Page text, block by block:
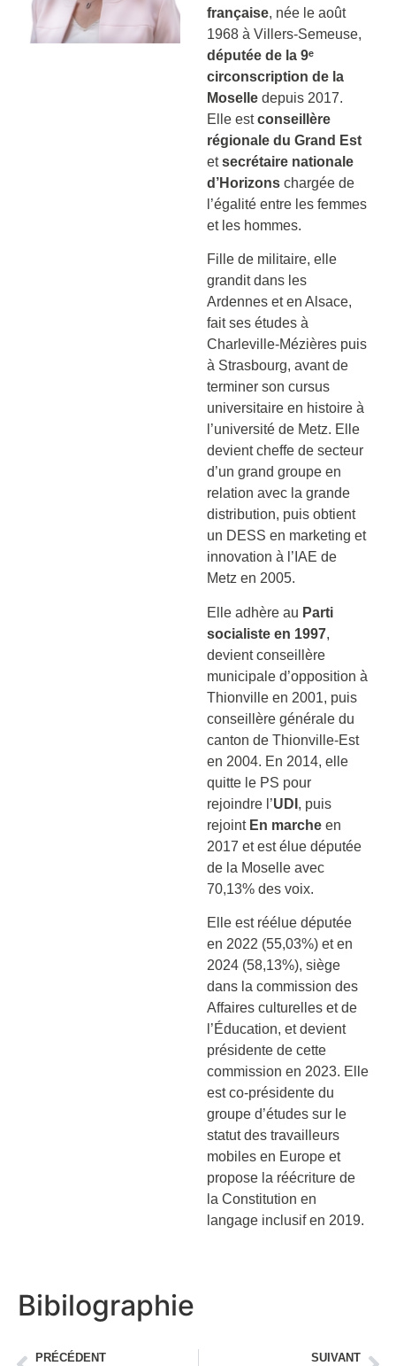
française, née le août
1968 à Villers-Semeuse,
députée de la 9ᵉ
circonscription de la
Moselle depuis 2017.
Elle estconseillère
régionale du Grand Est
etsecrétaire nationale
d’Horizons chargée de
l’égalité entre les femmes
et les hommes.
Fille de militaire, elle
grandit dans les
Ardennes et en Alsace,
fait ses études à
Charleville-Mézières puis
à Strasbourg, avant de
terminer son cursus
universitaire en histoire à
l’université de Metz. Elle
devient cheffe de secteur
d’un grand groupe en
relation avec la grande
distribution, puis obtient
un DESS en marketing et
innovation à l’IAE de
Metz en 2005.
Elle adhère au Parti
socialiste en 1997,
devient conseillère
municipale d’opposition à
Thionville en 2001, puis
conseillère générale du
canton de Thionville-Est
en 2004. En 2014, elle
quitte le PS pour
rejoindre l’UDI , puis
rejoint En marche en
2017 et est élue députée
de la Moselle avec
70,13% des voix.
Elle est réélue députée
en 2022 (55,03%) et en
2024 (58,13%), siège
dans la commission des
Affaires culturelles et de
l’Éducation, et devient
présidente de cette
commission en 2023. Elle
est co-présidente du
groupe d’études sur le
statut des travailleurs
mobiles en Europe et
propose la réécriture de
la Constitution en
langage inclusif en 2019.
Bibilographie
PRÉCÉDENT SUIVANT